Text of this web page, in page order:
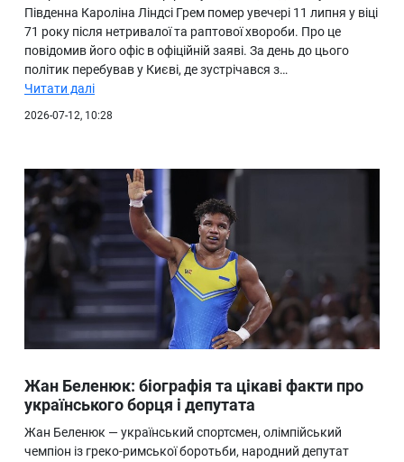
Південна Кароліна Ліндсі Грем помер увечері 11 липня у віці
71 року після нетривалої та раптової хвороби. Про це
повідомив його офіс в офіційній заяві. За день до цього
політик перебував у Києві, де зустрічався з…
Читати далі
2026-07-12, 10:28
Жан Беленюк: біографія та цікаві факти про
українського борця і депутата
Жан Беленюк — український спортсмен, олімпійський
чемпіон із греко-римської боротьби, народний депутат